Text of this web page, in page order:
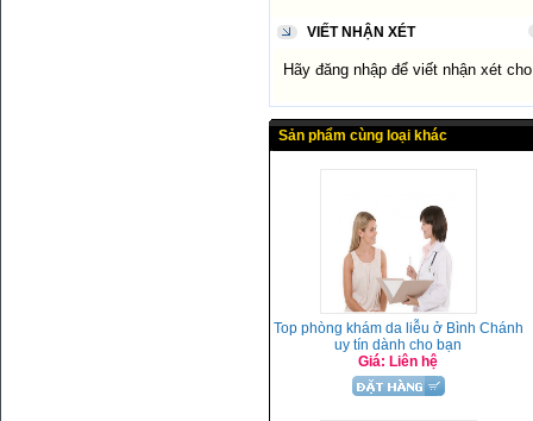
VIẾT NHẬN XÉT
Hãy đăng nhập để viết nhận xét
Sản phẩm cùng loại khác
Top phòng khám da liễu ở Bình Chánh
uy tín dành cho bạn
Giá: Liên hệ